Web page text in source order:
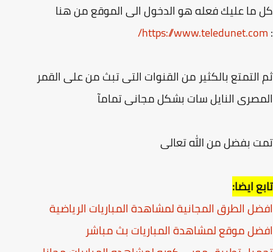
عليك فعله هو الدخول الى الموقع من هنا
https://
بالكثير من القنوات التى تبث من على القمر
النايل سات بشكل مجانى تمامآ
بفضل من الله تعالى
ايضا:
الطرق المجانية لمشاهدة المباريات الرياضية
موقع لمشاهدة المباريات بث مباشر